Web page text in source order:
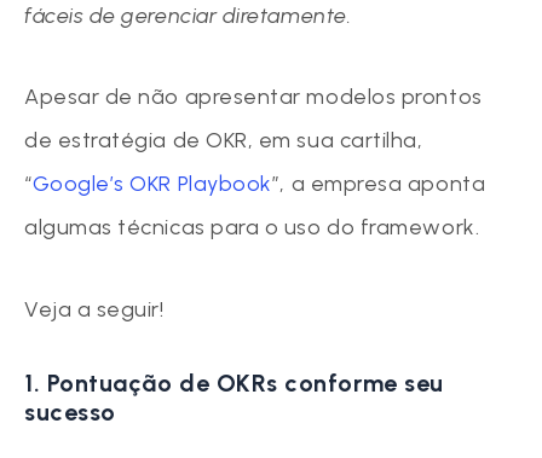
fáceis de gerenciar diretamente.
Apesar de não apresentar modelos prontos
de estratégia de OKR, em sua cartilha,
“Google’s OKR Playbook”, a empresa aponta
algumas técnicas para o uso do framework.
Veja a seguir!
1. Pontuação de OKRs conforme seu
sucesso